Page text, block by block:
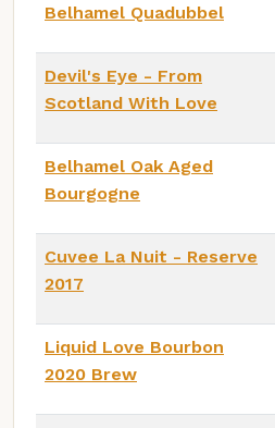
Belhamel Quadubbel
Devil's Eye - From
Scotland With Love
Belhamel Oak Aged
Bourgogne
Cuvee La Nuit - Reserve
2017
Liquid Love Bourbon
2020 Brew